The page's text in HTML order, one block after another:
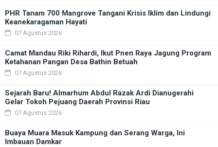
PHR Tanam 700 Mangrove Tangani Krisis Iklim dan Lindungi
Keanekaragaman Hayati
07 Agustus 2026
Camat Mandau Riki Rihardi, Ikut Pnen Raya Jagung Program
Ketahanan Pangan Desa Bathin Betuah
07 Agustus 2026
Sejarah Baru! Almarhum Abdul Razak Ardi Dianugerahi
Gelar Tokoh Pejuang Daerah Provinsi Riau
07 Agustus 2026
Buaya Muara Masuk Kampung dan Serang Warga, Ini
Imbauan Damkar